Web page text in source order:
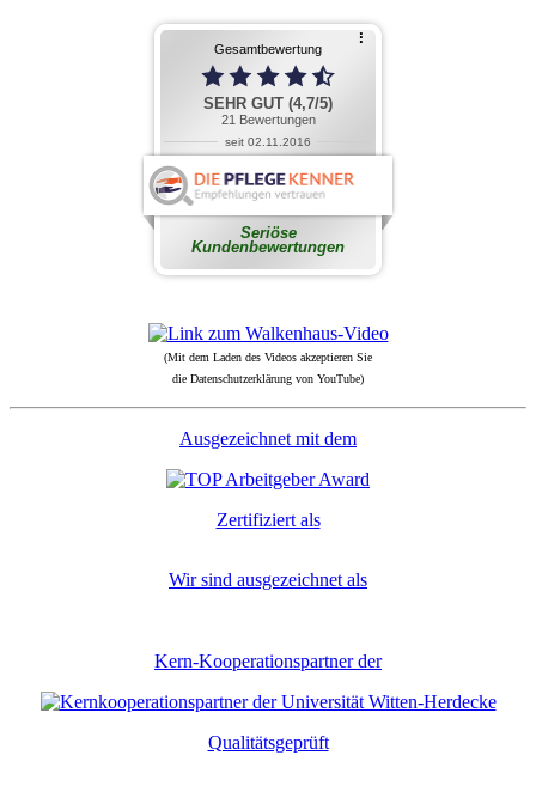
(Mit dem Laden des Videos akzeptieren Sie
die Datenschutzerklärung von YouTube)
Ausgezeichnet mit dem
Zertifiziert als
Wir sind ausgezeichnet als
Kern-Kooperationspartner der
Qualitätsgeprüft